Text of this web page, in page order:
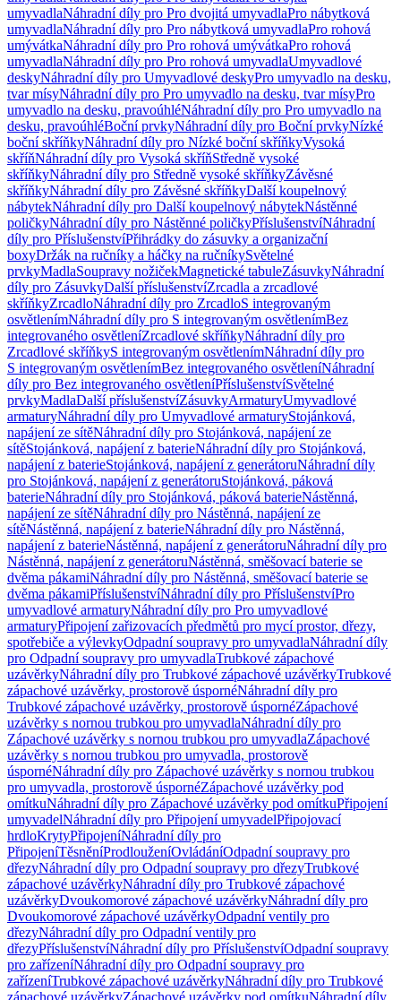
umyvadlaNáhradní díly pro Pro dvojitá umyvadlaPro nábytková
umyvadlaNáhradní díly pro Pro nábytková umyvadlaPro rohová
umývátkaNáhradní díly pro Pro rohová umývátkaPro rohová
umyvadlaNáhradní díly pro Pro rohová umyvadlaUmyvadlové
deskyNáhradní díly pro Umyvadlové deskyPro umyvadlo na desku,
tvar mísyNáhradní díly pro Pro umyvadlo na desku, tvar mísyPro
umyvadlo na desku, pravoúhléNáhradní díly pro Pro umyvadlo na
desku, pravoúhléBoční prvkyNáhradní díly pro Boční prvkyNízké
boční skříňkyNáhradní díly pro Nízké boční skříňkyVysoká
skříňNáhradní díly pro Vysoká skříňStředně vysoké
skříňkyNáhradní díly pro Středně vysoké skříňkyZávěsné
skříňkyNáhradní díly pro Závěsné skříňkyDalší koupelnový
nábytekNáhradní díly pro Další koupelnový nábytekNástěnné
poličkyNáhradní díly pro Nástěnné poličkyPříslušenstvíNáhradní
díly pro PříslušenstvíPřihrádky do zásuvky a organizační
boxyDržák na ručníky a háčky na ručníkySvětelné
prvkyMadlaSoupravy nožičekMagnetické tabuleZásuvkyNáhradní
díly pro ZásuvkyDalší příslušenstvíZrcadla a zrcadlové
skříňkyZrcadloNáhradní díly pro ZrcadloS integrovaným
osvětlenímNáhradní díly pro S integrovaným osvětlenímBez
integrovaného osvětleníZrcadlové skříňkyNáhradní díly pro
Zrcadlové skříňkyS integrovaným osvětlenímNáhradní díly pro
S integrovaným osvětlenímBez integrovaného osvětleníNáhradní
díly pro Bez integrovaného osvětleníPříslušenstvíSvětelné
prvkyMadlaDalší příslušenstvíZásuvkyArmaturyUmyvadlové
armaturyNáhradní díly pro Umyvadlové armaturyStojánková,
napájení ze sítěNáhradní díly pro Stojánková, napájení ze
sítěStojánková, napájení z baterieNáhradní díly pro Stojánková,
napájení z baterieStojánková, napájení z generátoruNáhradní díly
pro Stojánková, napájení z generátoruStojánková, páková
baterieNáhradní díly pro Stojánková, páková baterieNástěnná,
napájení ze sítěNáhradní díly pro Nástěnná, napájení ze
sítěNástěnná, napájení z baterieNáhradní díly pro Nástěnná,
napájení z baterieNástěnná, napájení z generátoruNáhradní díly pro
Nástěnná, napájení z generátoruNástěnná, směšovací baterie se
dvěma pákamiNáhradní díly pro Nástěnná, směšovací baterie se
dvěma pákamiPříslušenstvíNáhradní díly pro PříslušenstvíPro
umyvadlové armaturyNáhradní díly pro Pro umyvadlové
armaturyPřipojení zařizovacích předmětů pro mycí prostor, dřezy,
spotřebiče a výlevkyOdpadní soupravy pro umyvadlaNáhradní díly
pro Odpadní soupravy pro umyvadlaTrubkové zápachové
uzávěrkyNáhradní díly pro Trubkové zápachové uzávěrkyTrubkové
zápachové uzávěrky, prostorově úspornéNáhradní díly pro
Trubkové zápachové uzávěrky, prostorově úspornéZápachové
uzávěrky s nornou trubkou pro umyvadlaNáhradní díly pro
Zápachové uzávěrky s nornou trubkou pro umyvadlaZápachové
uzávěrky s nornou trubkou pro umyvadla, prostorově
úspornéNáhradní díly pro Zápachové uzávěrky s nornou trubkou
pro umyvadla, prostorově úspornéZápachové uzávěrky pod
omítkuNáhradní díly pro Zápachové uzávěrky pod omítkuPřipojení
umyvadelNáhradní díly pro Připojení umyvadelPřipojovací
hrdloKrytyPřipojeníNáhradní díly pro
PřipojeníTěsněníProdlouženíOvládáníOdpadní soupravy pro
dřezyNáhradní díly pro Odpadní soupravy pro dřezyTrubkové
zápachové uzávěrkyNáhradní díly pro Trubkové zápachové
uzávěrkyDvoukomorové zápachové uzávěrkyNáhradní díly pro
Dvoukomorové zápachové uzávěrkyOdpadní ventily pro
dřezyNáhradní díly pro Odpadní ventily pro
dřezyPříslušenstvíNáhradní díly pro PříslušenstvíOdpadní soupravy
pro zařízeníNáhradní díly pro Odpadní soupravy pro
zařízeníTrubkové zápachové uzávěrkyNáhradní díly pro Trubkové
zápachové uzávěrkyZápachové uzávěrky pod omítkuNáhradní díly